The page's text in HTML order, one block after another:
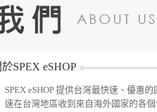
於SPEX eSHOP
SPEX eSHOP 提供台灣最快速、優惠
速在台灣地區收到來自海外國家的各